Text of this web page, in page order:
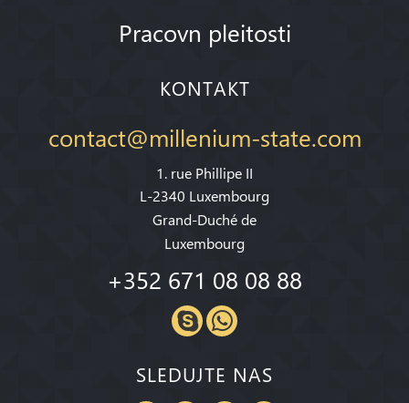
Pracovn pleitosti
KONTAKT
contact@millenium-state.com
1. rue Phillipe II
L-2340 Luxembourg
Grand-Duché de
Luxembourg
+352 671 08 08 88
SLEDUJTE NAS